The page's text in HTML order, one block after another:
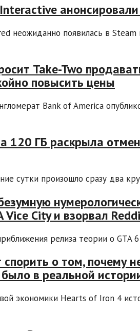
неожиданно появилась в
Take-Two
повысить цены
Bank of America
120 ГБ раскрыла
сутки произошло сразу два
Vice City и взорвал
релиза теории о GTA
о том, почему
в реальной
экономики Hearts of Iron 4